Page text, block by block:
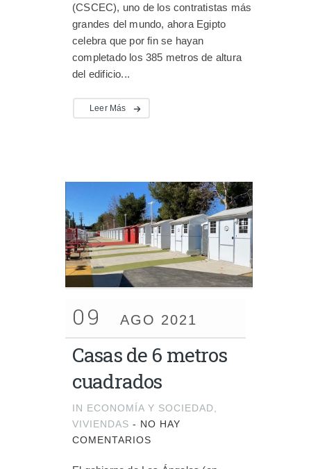
(CSCEC), uno de los contratistas más
grandes del mundo, ahora Egipto
celebra que por fin se hayan
completado los 385 metros de altura
del edificio...
Leer Más
09 AGO 2021
Casas de 6 metros
cuadrados
IN ECONOMÍA Y SOCIEDAD
VIVIENDAS - NO HAY
COMENTARIOS